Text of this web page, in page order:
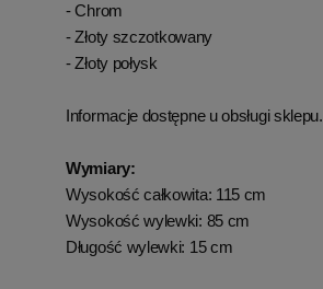
- Chrom
- Złoty szczotkowany
- Złoty połysk
Informacje dostępne u obsługi sklepu.
Wymiary:
Wysokość całkowita: 115 cm
Wysokość wylewki: 85 cm
Długość wylewki: 15 cm